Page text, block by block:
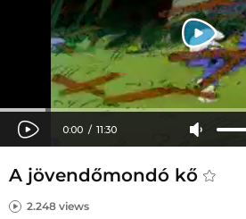
A jövendőmondó kő
2.248 views